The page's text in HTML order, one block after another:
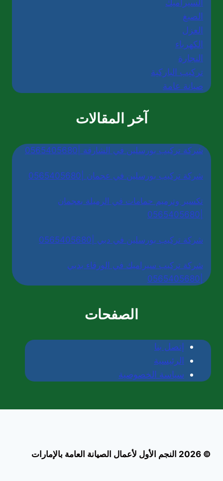
السيراميك
الصبغ
العزل
الكهرباء
النجارة
تركيب الباركية
صيانة عامة
آخر المقالات
شركة تركيب بورسلين في الشارقة |0565405680
شركة تركيب بورسلين في عجمان |0565405680
تكسير وترميم حمامات في الرميلة بعجمان
شركة تركيب بورسلين في دبي |0565405680
شركة تركيب سيراميك في الورقاء بدبي
الصفحات
إتصل بنا
الرئيسية
سياسة الخصوصية
© 2026 النجم الأول لأعمال الصيانة العامة بالإمارات